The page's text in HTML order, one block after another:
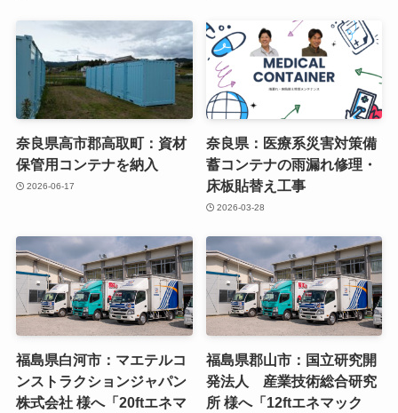
奈良県高市郡高取町：資材
保管用コンテナを納入
2026-06-17
奈良県：医療系災害対策備
蓄コンテナの雨漏れ修理・
床板貼替え工事
2026-03-28
福島県白河市：マエテルコ
ンストラクションジャパン
株式会社 様へ「20ftエネマ
福島県郡山市：国立研究開
発法人 産業技術総合研究
所 様へ「12ftエネマック